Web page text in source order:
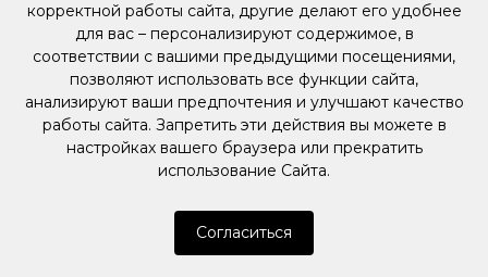
корректной работы сайта, другие делают его удобнее
для вас – персонализируют содержимое, в
соответствии с вашими предыдущими посещениями,
позволяют использовать все функции сайта,
анализируют ваши предпочтения и улучшают качество
работы сайта. Запретить эти действия вы можете в
настройках вашего браузера или прекратить
использование Сайта.
Согласиться